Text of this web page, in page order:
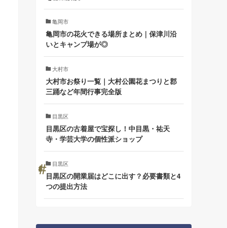
亀岡市
亀岡市の花火できる場所まとめ｜保津川沿
いとキャンプ場が◎
大村市
大村市お祭り一覧｜大村公園花まつりと郡
三踊など年間行事完全版
目黒区
目黒区の古着屋で宝探し！中目黒・祐天
寺・学芸大学の個性派ショップ
目黒区
目黒区の開業届はどこに出す？必要書類と4
つの提出方法